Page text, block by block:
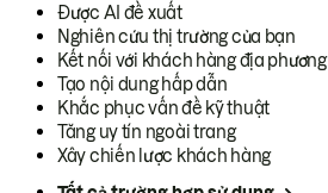
Được AI đề xuất
Nghiên cứu thị trường của bạn
Kết nối với khách hàng địa phương
Tạo nội dung hấp dẫn
Khắc phục vấn đề kỹ thuật
Tăng uy tín ngoài trang
Xây chiến lược khách hàng